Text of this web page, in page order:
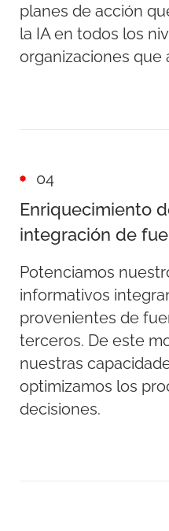
planes de acción
la IA en todos los
organizaciones que
04
Enriquecimiento
integración de
Potenciamos
informativos
provenientes de
terceros. De este
nuestras
optimizamos los
decisiones.